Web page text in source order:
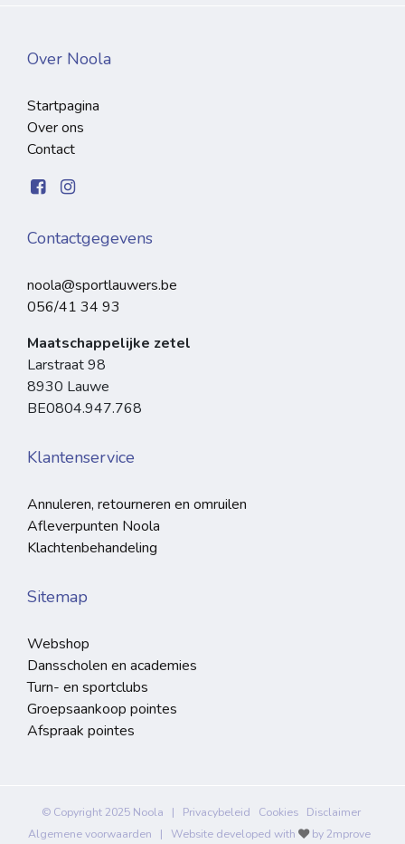
Over Noola
Startpagina
Over ons
Contact
Contactgegevens
noola@sportlauwers.be
056/41 34 93
Maatschappelijke zetel
Larstraat 98
8930 Lauwe
BE0804.947.768
Klantenservice
Annuleren, retourneren en omruilen
Afleverpunten Noola
Klachtenbehandeling
Sitemap
Webshop
Dansscholen en academies
Turn- en sportclubs
Groepsaankoop pointes
Afspraak pointes
© Copyright 2025 Noola | Privacybeleid Cookies
Disclaimer
Algemene voorwaarden | Website developed with by 2mprove